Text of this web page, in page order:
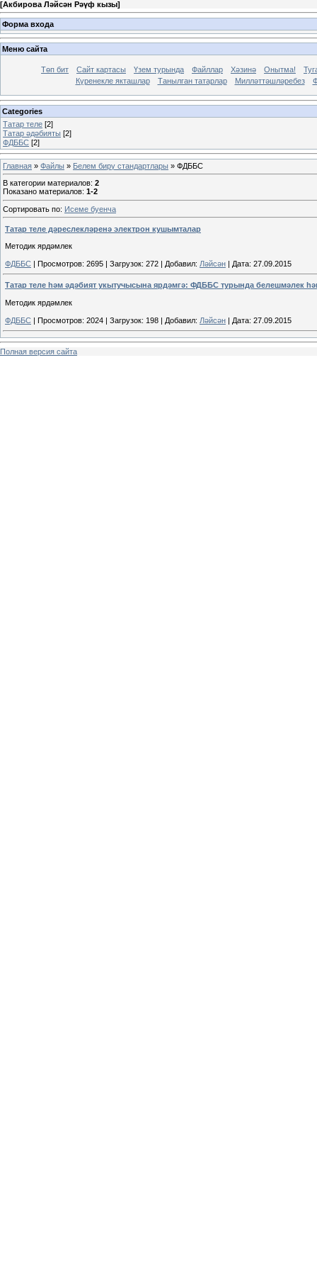
[Акбирова Ләйсән Рәүф кызы]
Форма входа
Меню сайта
Төп бит Сайт картасы Үзем турында Файллар Хәзинә Онытма!
Күренекле якташлар
Танылган татарлар Милләттәшләребез
Categories
Татар теле [2]
Татар әдәбияты [2]
ФДББС [2]
Главная » Файлы » Белем бирү стандартлары » ФДББС
В категории материалов: 2
Показано материалов: 1-2
Сортировать по: Исеме буенча
Татар теле дәреслекләренә электрон кушымталар
Методик ярдәмлек
ФДББС | Просмотров: 2695 | Загрузок: 272 | Добавил: Ләйсән | Дата: 27.09.2015
Татар теле һәм әдәбият укытучысына ярдәмгә: ФДББС турында белешмәлек
Методик ярдәмлек
ФДББС | Просмотров: 2024 | Загрузок: 198 | Добавил: Ләйсән | Дата: 27.09.2015
Полная версия сайта